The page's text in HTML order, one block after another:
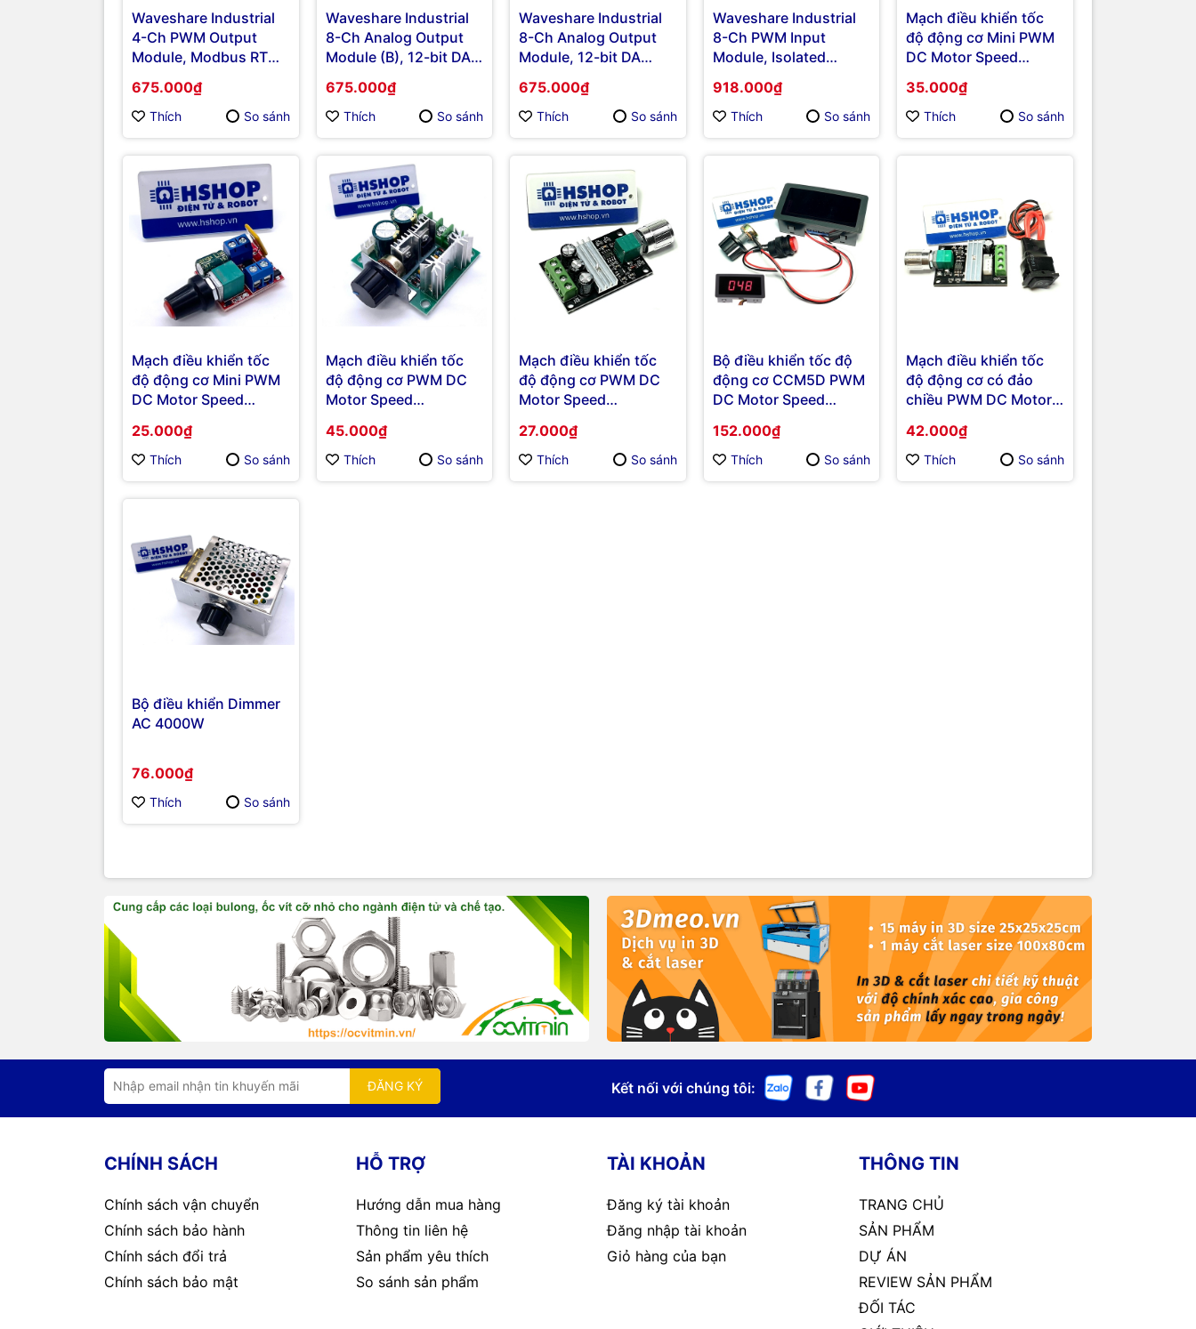
Waveshare Industrial
4-Ch PWM Output
Module, Modbus RTU
RS485 Interface,
Adjustable Frequency
and Duty Cycle
675.000₫
Thích So sánh
Waveshare Industrial
8-Ch Analog Output
Module (B), 12-bit DA
8-ch Simultaneous
Voltage Output, RS485
Modbus RTU Protocol
675.000₫
Thích So sánh
Waveshare Industrial
8-Ch Analog Output
Module, 12-bit DA
8-ch Simultaneous
Current Output, RS485
Modbus RTU Protocol
675.000₫
Thích So sánh
Waveshare Industrial
8-Ch PWM Input
Module, Isolated
Protocol
918.000₫
Thích So sánh
Mạch điều khiển tốc
độ động cơ Mini PWM
DC Motor Speed
35.000₫
Thích So sánh
Mạch điều khiển tốc
độ động cơ Mini PWM
DC Motor Speed
25.000₫
Thích So sánh
Mạch điều khiển tốc
độ động cơ PWM DC
Motor Speed
45.000₫
Thích So sánh
Mạch điều khiển tốc
độ động cơ PWM DC
Motor Speed
27.000₫
Thích So sánh
Bộ điều khiển tốc độ
động cơ CCM5D PWM
DC Motor Speed
152.000₫
Thích So sánh
Mạch điều khiển tốc
độ động cơ có đảo
chiều PWM DC Motor
V2
42.000₫
Thích So sánh
Bộ điều khiển Dimmer
AC 4000W
76.000₫
Thích So sánh
ĐĂNG KÝ Kết nối với chúng tôi:
CHÍNH SÁCH
Chính sách vận chuyển
Chính sách bảo hành
Chính sách đổi trả
Chính sách bảo mật
HỖ TRỢ
Hướng dẫn mua hàng
Thông tin liên hệ
Sản phẩm yêu thích
So sánh sản phẩm
TÀI KHOẢN
Đăng ký tài khoản
Đăng nhập tài khoản
Giỏ hàng của bạn
THÔNG TIN
TRANG CHỦ
SẢN PHẨM
DỰ ÁN
REVIEW SẢN PHẨM
ĐỐI TÁC